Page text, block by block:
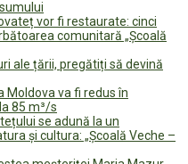
vor fi restaurate: cinci
comunitară „Școală
ale țării, pregătiți să devină
Moldova va fi redus în
85 m³/s
se adună la un
și cultura: „Școală Veche –